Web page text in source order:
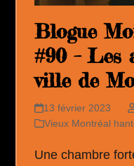
Blogue
#90 – Les
ville de
13 février 2023
Vieux Montréal
Une chambre